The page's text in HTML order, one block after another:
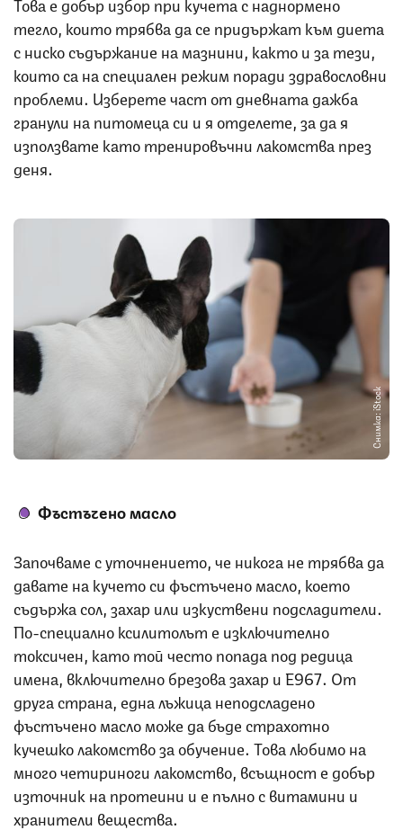
тегло, които трябва да се придържат към диета
с ниско съдържание на мазнини, както и за тези,
които са на специален режим поради здравословни
проблеми. Изберете част от дневната дажба
гранули на питомеца си и я отделете, за да я
използвате като тренировъчни лакомства през
деня.
Снимка: iStock
Фъстъчено масло
Започваме с уточнението, че никога не трябва да
давате на кучето си фъстъчено масло, което
съдържа сол, захар или изкуствени подсладители.
По-специално ксилитолът е изключително
токсичен, като той често попада под редица
имена, включително брезова захар и E967. От
друга страна, една лъжица неподсладено
фъстъчено масло може да бъде страхотно
кучешко лакомство за обучение. Това любимо на
много четириноги лакомство, всъщност е добър
източник на протеини и е пълно с витамини и
хранители вещества.